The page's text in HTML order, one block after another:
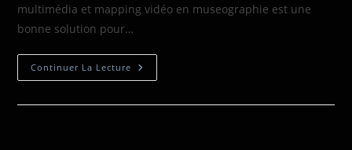
multimédia et mapping vidéo en museographie est une
bonne solution pour…
Continuer La Lecture